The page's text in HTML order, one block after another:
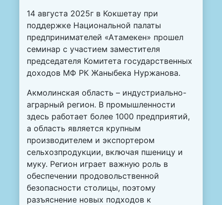
14 августа 2025г в Кокшетау при
поддержке Национальной палаты
предпринимателей «Атамекен» прошел
семинар с участием заместителя
председателя Комитета государственных
доходов МФ РК Жаныбека Нуржанова.
Акмолинская область – индустриально-
аграрный регион. В промышленности
здесь работает более 1000 предприятий,
а область является крупным
производителем и экспортером
сельхозпродукции, включая пшеницу и
муку. Регион играет важную роль в
обеспечении продовольственной
безопасности столицы, поэтому
разъяснение новых подходов к